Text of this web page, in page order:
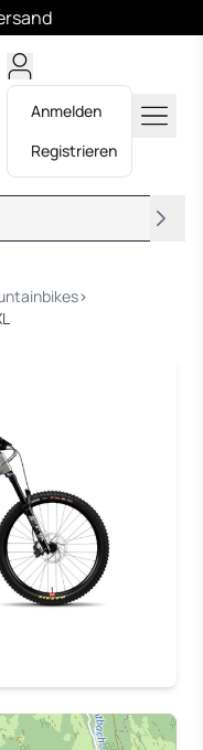
Anmelden
Registrieren
›